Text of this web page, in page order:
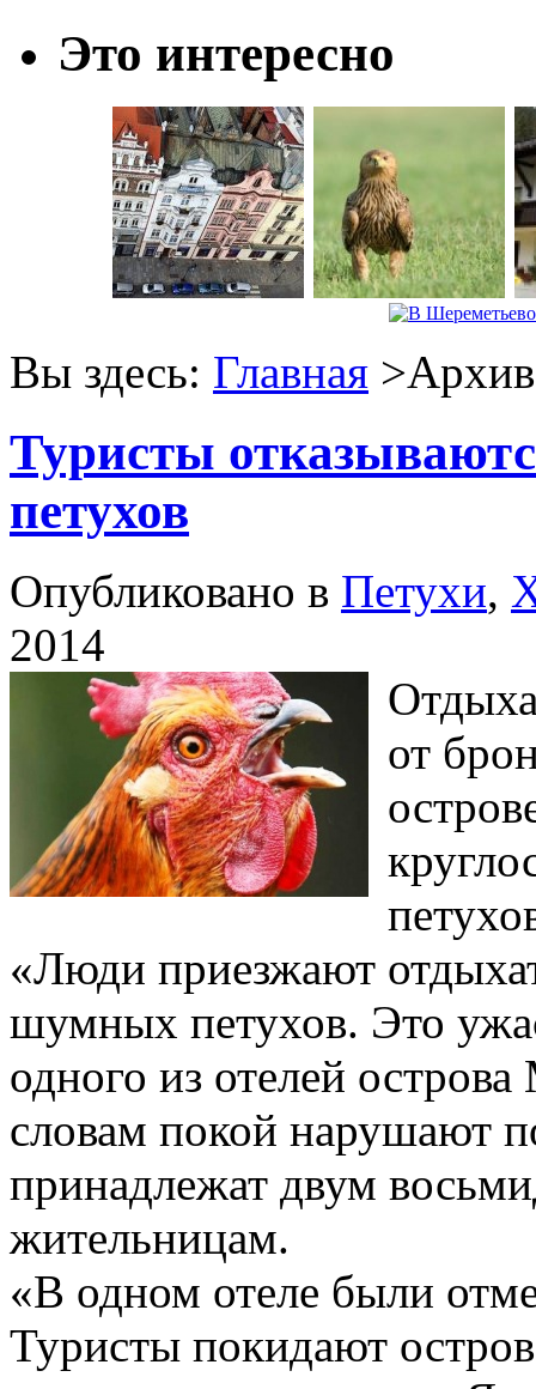
Это интересно
Вы здесь: Главная >Архив
Туристы
петухов
Опубликовано в Петухи,
2014
от
«Люди приезжают
шумных петухов. Это
одного из отелей
словам покой нарушают
принадлежат двум
жительницам.
«В одном отеле были
Туристы покидают